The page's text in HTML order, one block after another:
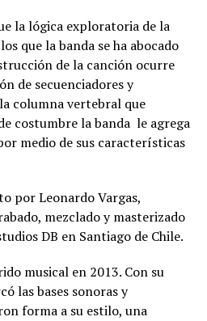
la lógica exploratoria de la
que la banda se ha abocado
de la canción ocurre
de secuenciadores y
columna vertebral que
costumbre la banda le agrega
medio de sus características
por Leonardo Vargas,
mezclado y masterizado
DB en Santiago de Chile.
musical en 2013. Con su
las bases sonoras y
forma a su estilo, una